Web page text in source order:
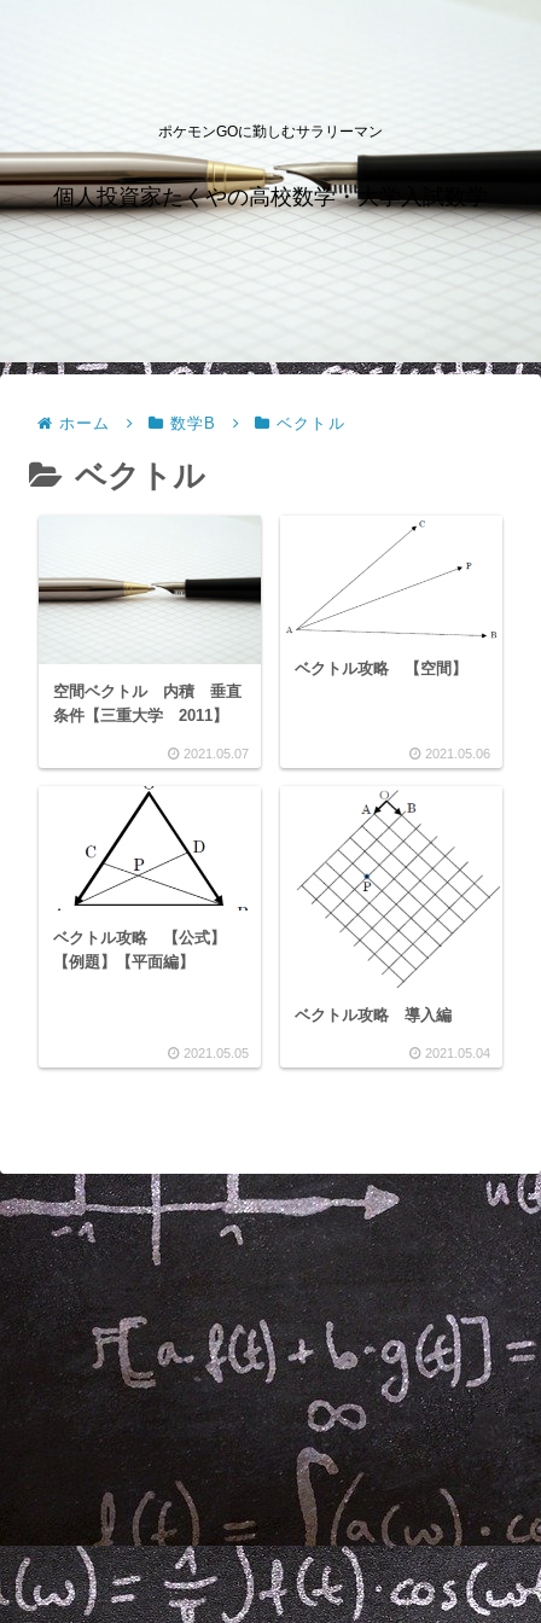
ポケモンGOに勤しむサラリーマン
個人投資家たくやの高校数学・大学入試数学
ホーム 数学B ベクトル
ベクトル
空間ベクトル 内積 垂直
条件【三重大学 2011】
2021.05.07
ベクトル攻略 【空間】
2021.05.06
ベクトル攻略 【公式】
【例題】【平面編】
2021.05.05
ベクトル攻略 導入編
2021.05.04